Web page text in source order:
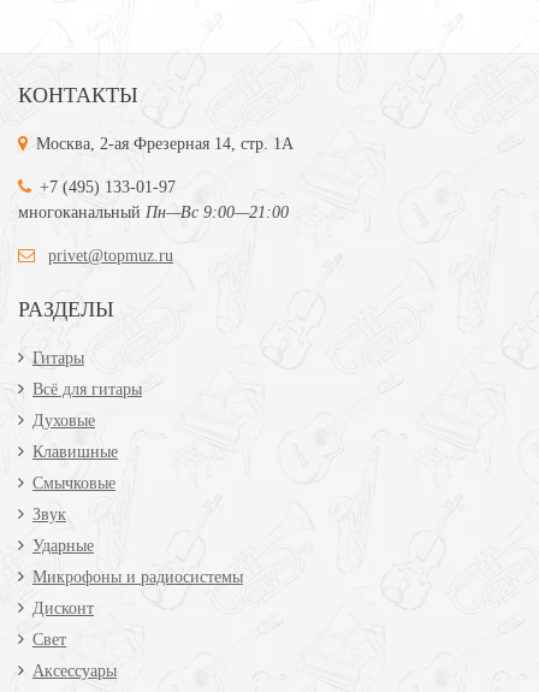
КОНТАКТЫ
Москва, 2-ая Фрезерная 14, стр. 1А
+7 (495) 133-01-97
многоканальный Пн—Вс 9:00—21:00
privet@topmuz.ru
РАЗДЕЛЫ
Гитары
Всё для гитары
Духовые
Клавишные
Смычковые
Звук
Ударные
Микрофоны и радиосистемы
Дисконт
Свет
Аксессуары